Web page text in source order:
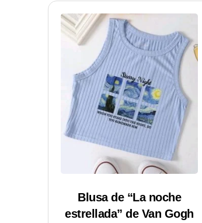
Blusa de “La noche
estrellada” de Van Gogh